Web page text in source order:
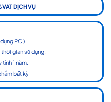
DỊCH VỤ
PC )
gian sử dụng.
1 năm.
bất kỳ